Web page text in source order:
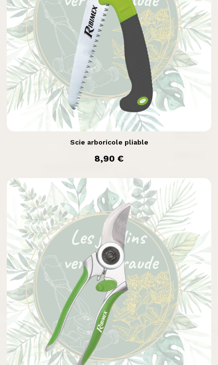
Aperçu rapide
Scie arboricole pliable
prix
8,90 €